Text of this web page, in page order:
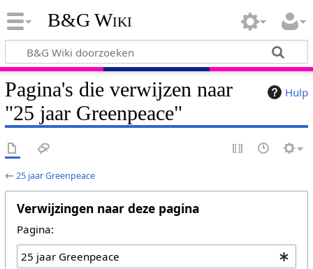
B&G Wiki
Hulp
Pagina's die verwijzen naar
"25 jaar Greenpeace"
←25 jaar Greenpeace
Verwijzingen naar deze pagina
Pagina: